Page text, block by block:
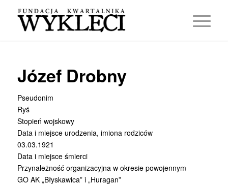
Józef Drobny
Pseudonim
Ryś
Stopień wojskowy
Data i miejsce urodzenia, imiona rodziców
03.03.1921
Data i miejsce śmierci
Przynależność organizacyjna w okresie powojennym
GO AK „Błyskawica” i „Huragan”